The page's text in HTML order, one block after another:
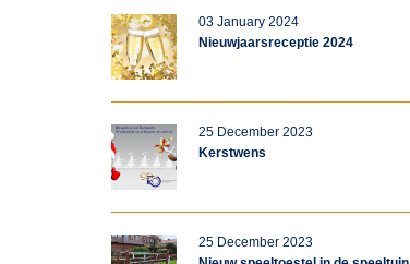
03 January 2024
Nieuwjaarsreceptie 2024
25 December 2023
Kerstwens
25 December 2023